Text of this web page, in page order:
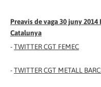
Preavis de vaga 30 juny
Catalunya
-TWITTER CGT FEMEC
-TWITTER CGT METALL